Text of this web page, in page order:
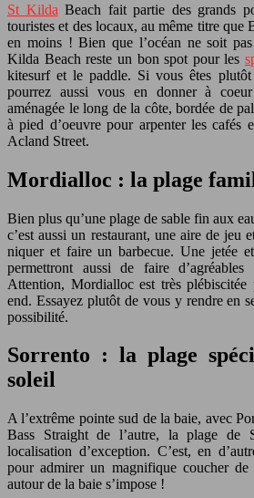
St Kilda Beach fait partie des grands
touristes et des locaux, au même titre que
en moins ! Bien que l’océan ne soit
Kilda Beach reste un bon spot pour les
kitesurf et le paddle. Si vous êtes
pourrez aussi vous en donner à
aménagée le long de la côte, bordée de
à pied d’oeuvre pour arpenter les cafés
Acland Street.
Mordialloc : la plage
Bien plus qu’une plage de sable fin aux
c’est aussi un restaurant, une aire de jeu
niquer et faire un barbecue. Une jetée
permettront aussi de faire d’agréables
Attention, Mordialloc est très
end. Essayez plutôt de vous y rendre en
possibilité.
Sorrento : la plage
soleil
A l’extrême pointe sud de la baie, avec
Bass Straight de l’autre, la plage de
localisation d’exception. C’est, en
pour admirer un magnifique coucher
autour de la baie s’impose !